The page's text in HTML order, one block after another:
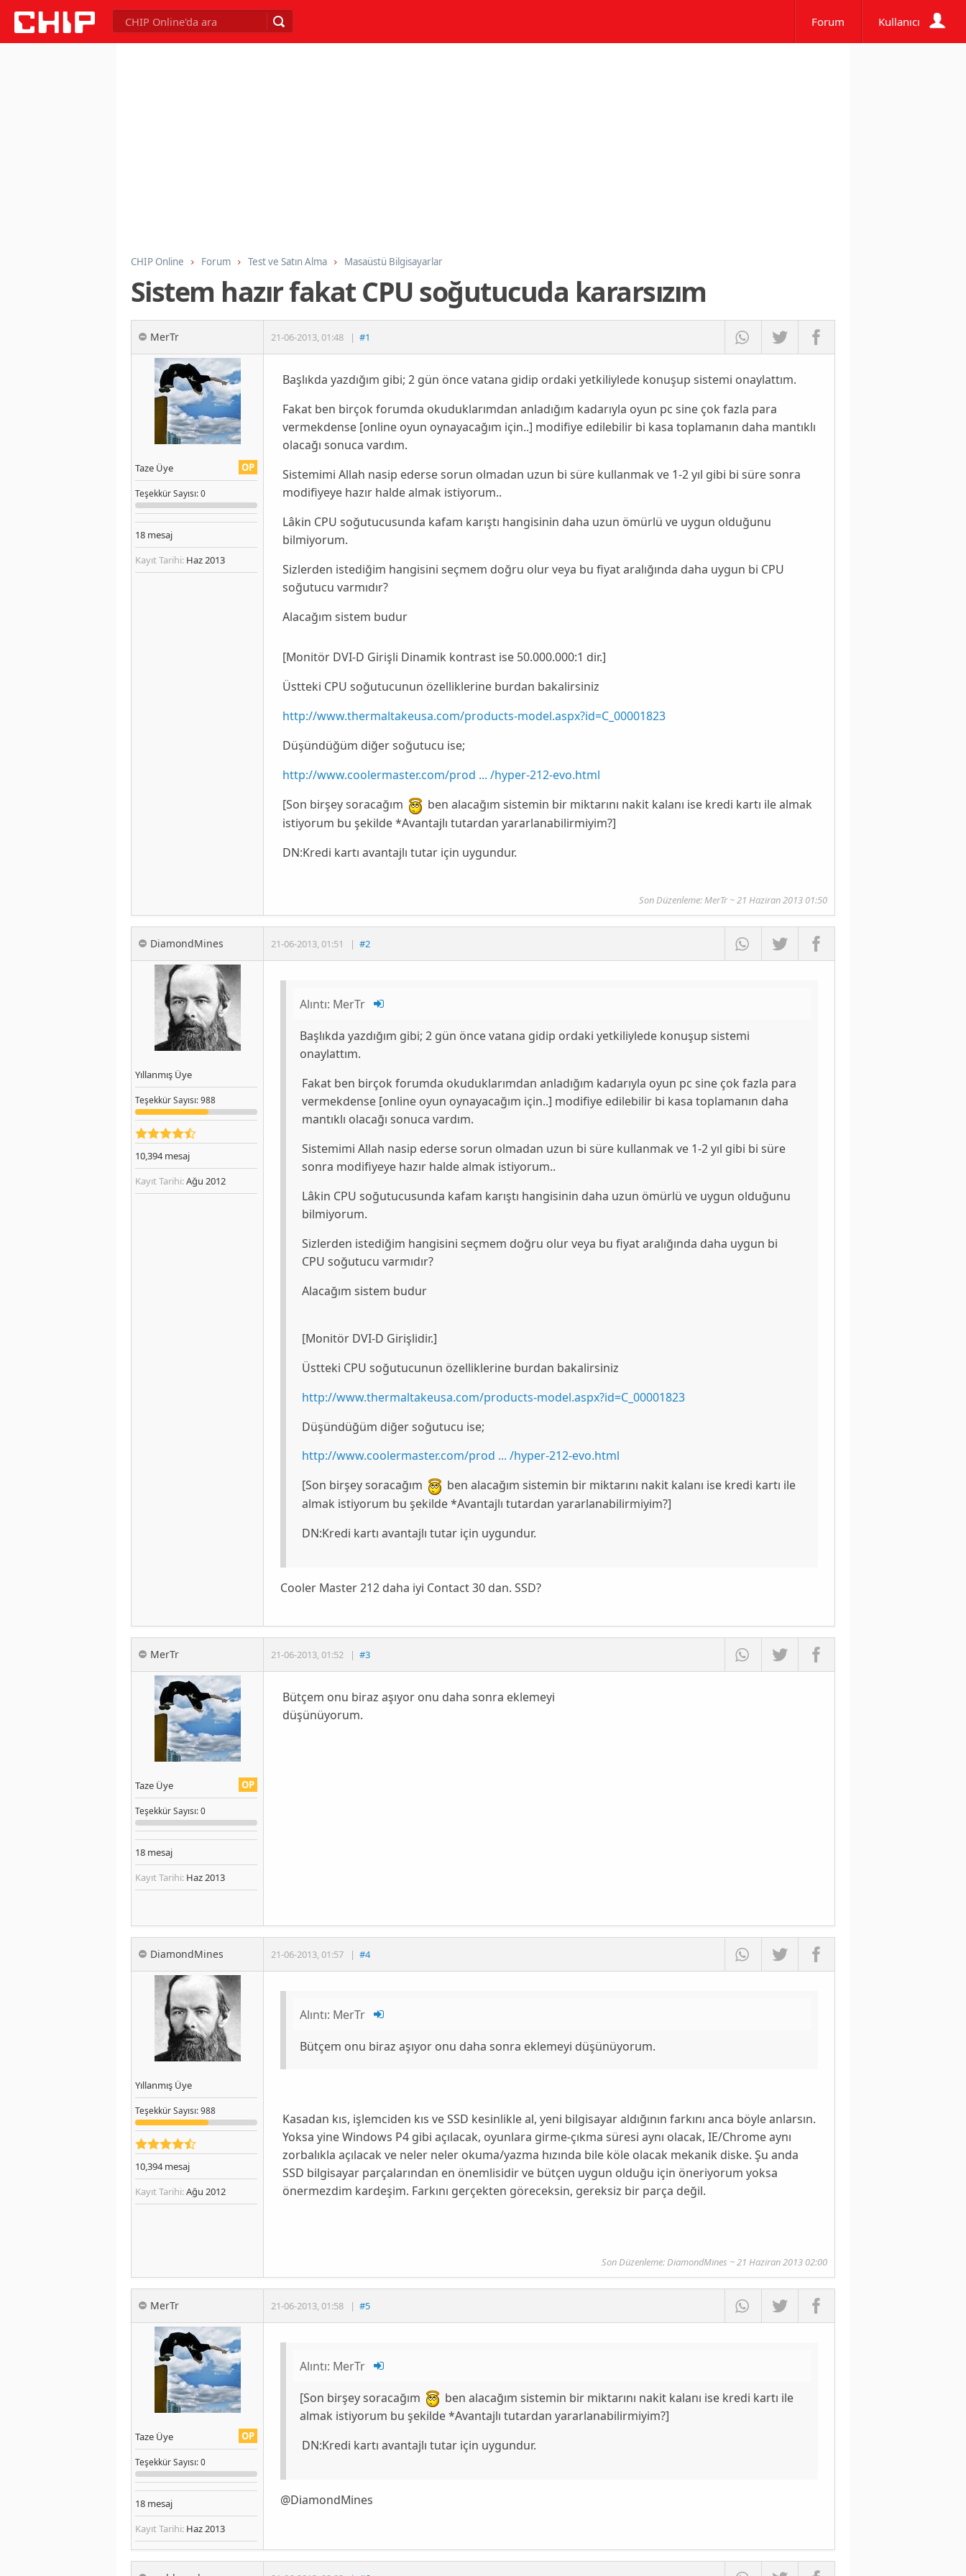
Forum Kullanıcı
CHIP Online Forum Test ve Satın Alma Masaüstü Bilgisayarlar
Sistem hazır fakat CPU soğutucuda kararsızım
MerTr 21-06-2013,01:48 | #1
OP
Taze Üye
TeşekkürSayısı: 0
18 mesaj
Kayıt Tarihi: Haz 2013
Başlıkda yazdığım gibi; 2 gün önce vatana gidip ordaki yetkiliylede konuşup sistemi onaylattım.
Fakat ben birçok forumda okuduklarımdan anladığım kadarıyla oyun pc sine çok fazla para
vermekdense [online oyun oynayacağım için..] modifiyeedilebilir bi kasa toplamanın daha mantıklı
olacağı sonuca vardım.
Sistemimi Allah nasip ederse sorun olmadan uzun bi süre kullanmak ve 1-2 yıl gibi bi süre sonra
modifiyeye hazır halde almak istiyorum..
Lâkin CPU soğutucusunda kafam karıştı hangisinin daha uzun ömürlü ve uygun olduğunu
bilmiyorum.
Sizlerden istediğim hangisini seçmem doğru olur veya bu fiyat aralığında daha uygun bi CPU
soğutucu varmıdır?
Alacağım sistem budur
[Monitör DVI-D Girişli Dinamik kontrastise 50.000.000:1 dir.]
Üstteki CPU soğutucunun özelliklerine burdan bakalirsiniz
http://www.thermaltakeusa.com/products-model.aspx?id=C_00001823
Düşündüğüm diğer soğutucu ise;
http://www.coolermaster.com/prod ... /hyper-212-evo.html
[Son birşey soracağım
ben alacağım sistemin bir miktarını nakitkalanı ise kredi kartı ile almak
istiyorum bu şekilde*Avantajlı tutardan yararlanabilirmiyim?]
DN:Kredi kartı avantajlı tutar için uygundur.
Son Düzenleme:MerTr~ 21 Haziran 2013 01:50
DiamondMines 21-06-2013,01:51 | #2
Yıllanmış Üye
TeşekkürSayısı: 988
10,394mesaj
Kayıt Tarihi:Ağu 2012
Alıntı: MerTr
Başlıkda yazdığım gibi; 2 gün önce vatana gidip ordaki yetkiliylede konuşup sistemi
onaylattım.
Fakat ben birçok forumda okuduklarımdan anladığım kadarıyla oyun pc sine çok fazla para
vermekdense [online oyun oynayacağım için..] modifiyeedilebilir bi kasa toplamanın daha
mantıklı olacağı sonuca vardım.
Sistemimi Allah nasip ederse sorun olmadan uzun bi süre kullanmak ve 1-2 yıl gibi bi süre
sonra modifiyeye hazır halde almak istiyorum..
Lâkin CPU soğutucusunda kafam karıştı hangisinin daha uzun ömürlü ve uygun olduğunu
bilmiyorum.
Sizlerden istediğim hangisini seçmem doğru olur veya bu fiyat aralığında daha uygun bi
CPU soğutucu varmıdır?
Alacağım sistem budur
[Monitör DVI-D Girişlidir.]
Üstteki CPU soğutucunun özelliklerine burdan bakalirsiniz
http://www.thermaltakeusa.com/products-model.aspx?id=C_00001823
Düşündüğüm diğer soğutucu ise;
http://www.coolermaster.com/prod ... /hyper-212-evo.html
[Son birşey soracağım
ben alacağım sistemin bir miktarını nakitkalanı ise kredi kartı ile
almak istiyorum bu şekilde*Avantajlı tutardan yararlanabilirmiyim?]
DN:Kredi kartı avantajlı tutar için uygundur.
Cooler Master 212 daha iyi Contact 30 dan. SSD?
MerTr 21-06-2013,01:52 | #3
OP
Taze Üye
TeşekkürSayısı: 0
18 mesaj
Kayıt Tarihi: Haz 2013
Bütçem onu biraz aşıyor onu daha sonra eklemeyi
düşünüyorum.
DiamondMines 21-06-2013,01:57 | #4
Yıllanmış Üye
TeşekkürSayısı: 988
10,394mesaj
Kayıt Tarihi:Ağu 2012
Alıntı: MerTr
Bütçem onu biraz aşıyor onu daha sonra eklemeyi düşünüyorum.
Kasadan kıs, işlemciden kıs ve SSD kesinlikle al, yeni bilgisayar aldığının farkını anca böyle anlarsın.
Yoksa yine Windows P4 gibi açılacak, oyunlara girme-çıkma süresi aynı olacak, IE/Chrome aynı
zorbalıkla açılacak ve neler neler okuma/yazma hızında bile köle olacak mekanik diske. Şu anda
SSD bilgisayar parçalarından en önemlisidir ve bütçen uygun olduğu için öneriyorum yoksa
önermezdim kardeşim. Farkını gerçekten göreceksin, gereksiz bir parça değil.
Son Düzenleme: DiamondMines ~ 21 Haziran 2013 02:00
MerTr 21-06-2013,01:58 | #5
OP
Taze Üye
TeşekkürSayısı: 0
18 mesaj
Kayıt Tarihi: Haz 2013
Alıntı: MerTr
[Son birşey soracağım ben alacağım sistemin bir miktarını nakitkalanı ise kredi kartı ile
almak istiyorum bu şekilde*Avantajlı tutardan yararlanabilirmiyim?]
DN:Kredi kartı avantajlı tutar için uygundur.
@DiamondMines